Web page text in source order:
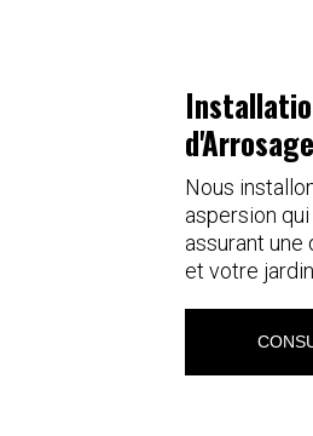
d'Arrosage
Nous
aspersion
assurant
et votre jardin.